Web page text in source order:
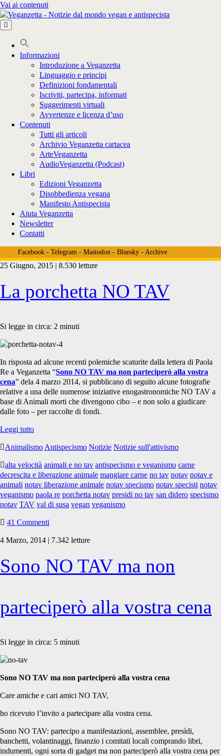
Vai ai contenuti
Informazioni
Introduzione a Veganzetta
Linguaggio e principi
Definizioni fondamentali
Iscriviti, partecipa, informati
Suggerimenti virtuali
Avvertenze e licenza d’uso
Contenuti
Tutti gli articoli
Archivio Veganzetta cartacea
ArteVeganzetta
AudioVeganzetta (Podcast)
Libri
Edizioni Veganzetta
Disobbedienza vegana
Manifesto Antispecista
Aiuta Veganzetta
Newsletter
Contatti
Facebook- Telegram- Mastodon- Bluesky- Archive
Tag:
<span>notav
specismo</span>
25 Giugno, 2015 | 8.530 letture
La porchetta NO TAV
Si legge in circa: 2 minuti
In risposta ad alcune recenti polemiche scaturite dalla lettera di Paola
Re a Veganzetta “Sono NO TAV ma non parteciperò alla vostra
cena” dela 4 marzo 2014, si pubblicano di seguito alcune fotografie
relative a una delle numerose iniziative enogastronomiche NO TAV a
base di Animali morti che divengono cibo – e non solo a giudicare
dalle foto – per raccolte di fondi.
Leggi tuttoLa
NO
Animalismo Antispecismo Notizie Notizie sull'attivismo
alta velocità animali e no tav antispecismo e veganismo carne
decrescita e liberazione animale mangiare carne no tav notav notav e
animali notav liberazione animale notav specismo notav specisti notav
veganismo paola re porchetta notav presidi no tav san didero specismo
notav TAV val di susa vegan veganismo
41 Commenti
4 Marzo, 2014 | 7.342 letture
Sono NO TAV ma non
parteciperò alla vostra cena
Si legge in circa: 5 minuti
Sono NO TAV ma non parteciperò alla vostra cena
Care amiche e cari amici NO TAV,
ho ricevuto l’invito a partecipare alla vostra cena.
Sono NO TAV: partecipo a manifestazioni, assemblee, presìdi,
banchetti, volantinaggi, finanzio i comitati locali comprando libri,
indumenti, ogni sorta di gadget ma non parteciperò alla vostra cena per